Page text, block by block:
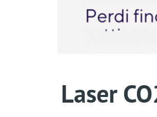
Laser